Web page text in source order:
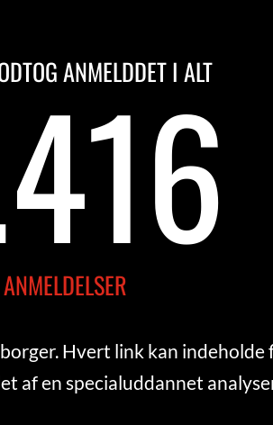
ANMELDDET I ALT
ANMELDELSER
Hvert link kan
af en specialuddannet